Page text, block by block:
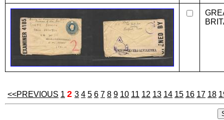
<<PREVIOUS 1 2 3 4 5 6 7 8 9 10 11 12 13 14 15 16 17 18